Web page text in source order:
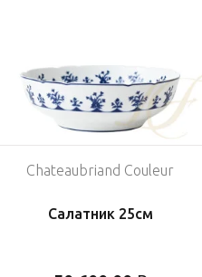
Chateaubriand Couleur
Салатник 25см